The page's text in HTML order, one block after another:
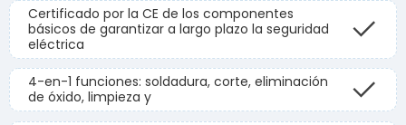
Certificado por la CE de los componentes
básicos de garantizar a largo plazo la seguridad
eléctrica
4-en-1 funciones: soldadura, corte, eliminación
de óxido, limpieza y